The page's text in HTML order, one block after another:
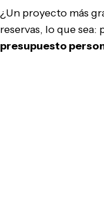
¿Un proyecto más
reservas, lo que sea:
presupuesto